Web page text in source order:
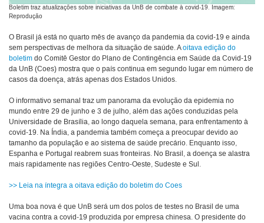
Boletim traz atualizações sobre iniciativas da UnB de combate à covid-19. Imagem:
Reprodução
O Brasil já está no quarto mês de avanço da pandemia da covid-19 e ainda
sem perspectivas de melhora da situação de saúde. Aoitava edição do
boletim do Comitê Gestor do Plano de Contingência em Saúde da Covid-19
da UnB (Coes) mostra que o país continua em segundo lugar em número de
casos da doença, atrás apenas dos Estados Unidos.
O informativo semanal traz um panorama da evolução da epidemia no
mundo entre 29 de junho e 3 de julho, além das ações conduzidas pela
Universidade de Brasília, ao longo daquela semana, para enfrentamento à
covid-19. Na Índia, a pandemia também começa a preocupar devido ao
tamanho da população e ao sistema de saúde precário. Enquanto isso,
Espanha e Portugal reabrem suas fronteiras. No Brasil, a doença se alastra
mais rapidamente nas regiões Centro-Oeste, Sudeste e Sul.
>> Leia na íntegra a oitava edição do boletim do Coes
Uma boa nova é que UnB será um dos polos de testes no Brasil de uma
vacina contra a covid-19 produzida por empresa chinesa. O presidente do